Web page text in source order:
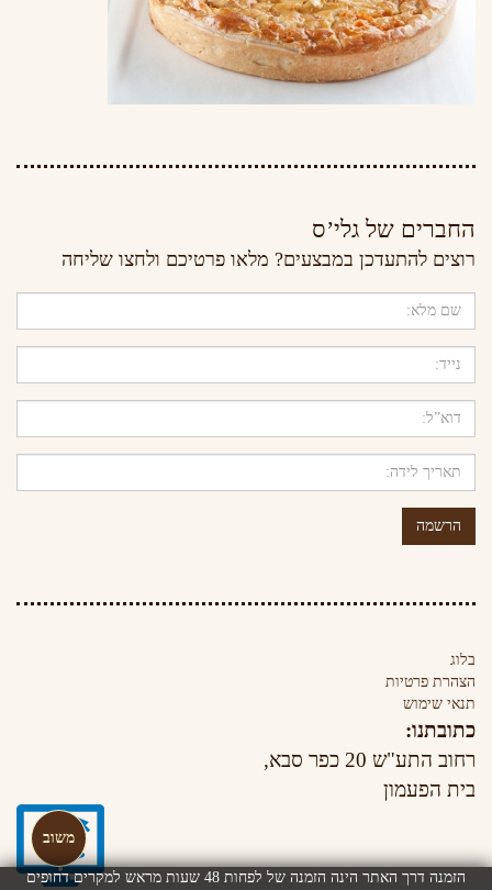
משוב
החברים של גלי’ס
רוצים להתעדכן במבצעים? מלאו פרטיכם ולחצו שליחה
הרשמה
בלוג
הצהרת פרטיות
תנאי שימוש
כתובתנו:
רחוב התע"ש 20 כפר סבא,
בית הפעמון
הזמנה דרך האתר הינה הזמנה של לפחות 48 שעות מראש למקרים דחופים